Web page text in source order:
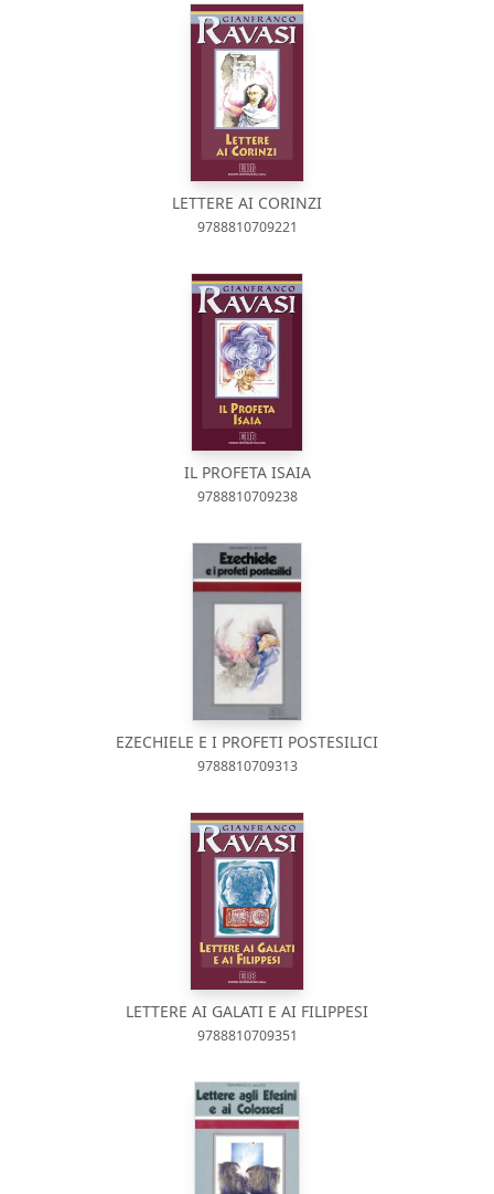
LETTERE AI CORINZI
9788810709221
IL PROFETA ISAIA
9788810709238
EZECHIELE E I PROFETI POSTESILICI
9788810709313
LETTERE AI GALATI E AI FILIPPESI
9788810709351